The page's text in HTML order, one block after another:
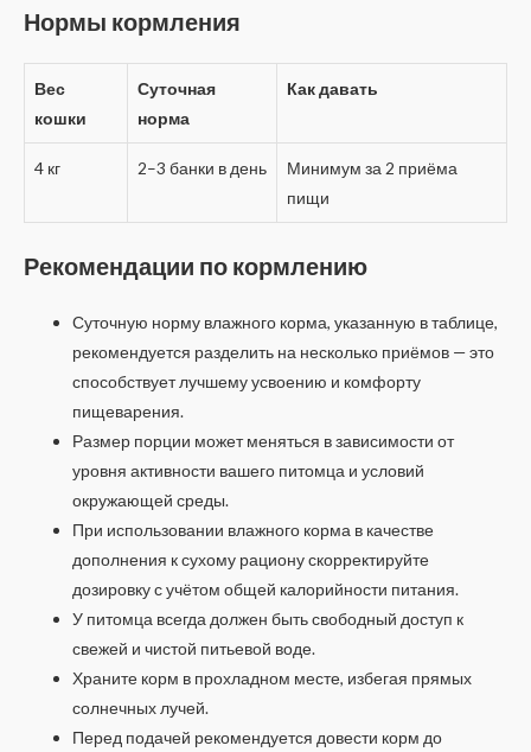
Нормы кормления
Вес
кошки
Суточная
норма
Как давать
4 кг 2–3 банки в день
Минимум за 2 приёма
пищи
Рекомендации по кормлению
Суточную норму влажного корма, указанную в таблице,
рекомендуется разделить на несколько приёмов — это
способствует лучшему усвоению и комфорту
пищеварения.
Размер порции может меняться в зависимости от
уровня активности вашего питомца и условий
окружающей среды.
При использовании влажного корма в качестве
дополнения к сухому рациону скорректируйте
дозировку с учётом общей калорийности питания.
У питомца всегда должен быть свободный доступ к
свежей и чистой питьевой воде.
Храните корм в прохладном месте, избегая прямых
солнечных лучей.
Перед подачей рекомендуется довести корм до